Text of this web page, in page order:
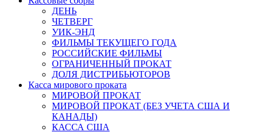
ДЕНЬ
ЧЕТВЕРГ
УИК-ЭНД
ФИЛЬМЫ ТЕКУЩЕГО ГОДА
РОССИЙСКИЕ ФИЛЬМЫ
ОГРАНИЧЕННЫЙ ПРОКАТ
ДОЛЯ ДИСТРИБЬЮТОРОВ
Касса мирового проката
МИРОВОЙ ПРОКАТ
МИРОВОЙ ПРОКАТ (БЕЗ УЧЕТА США И
КАНАДЫ)
КАССА США